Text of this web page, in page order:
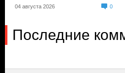
04 августа 2026 0
Последние